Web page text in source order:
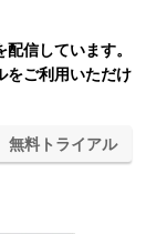
信しています。
をご利用いただけ
無料トライアル